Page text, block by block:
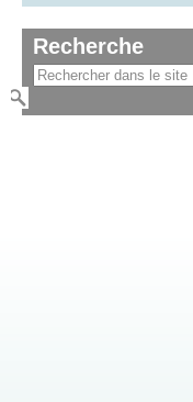
Recherche